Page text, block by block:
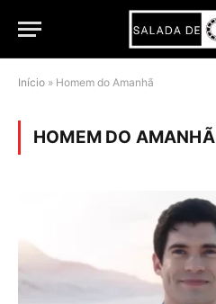
Início » Homem do Amanhã
HOMEM DO AMANHÃ